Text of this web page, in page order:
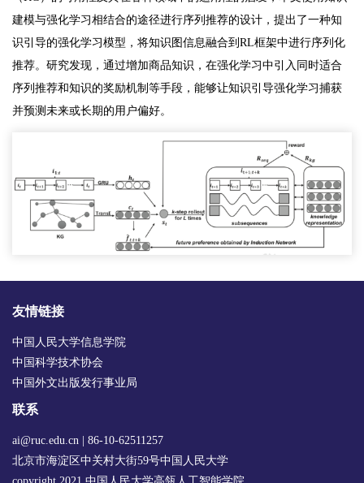
建模与强化学习相结合的途径进行序列推荐的设计，提出了一种知
识引导的强化学习模型，将知识图信息融合到RL框架中进行序列化
推荐。研究发现，通过增加商品知识，在强化学习中引入同时适合
序列推荐和知识的奖励机制等手段，能够让知识引导强化学习捕获
并预测未来或长期的用户偏好。
友情链接
中国人民大学信息学院
中国科学技术协会
中国外文出版发行事业局
联系
ai@ruc.edu.cn | 86-10-62511257
北京市海淀区中关村大街59号中国人民大学